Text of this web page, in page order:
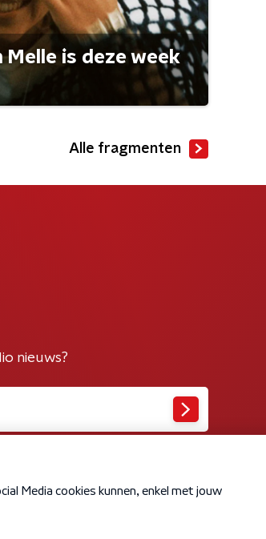
Melle is deze week
Alle fragmenten
nieuws?